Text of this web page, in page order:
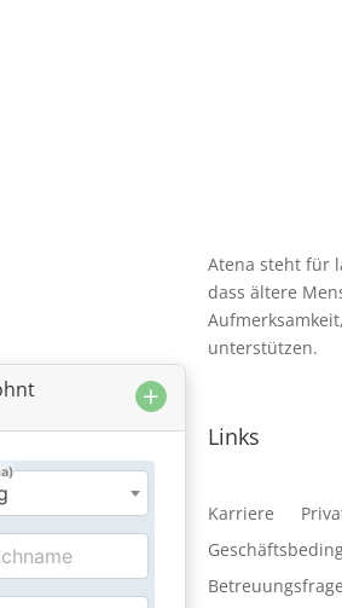
Atena steht für
dass ältere
unterstützen.
uns Links
Karriere
+